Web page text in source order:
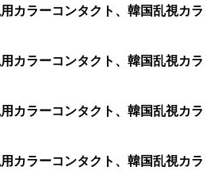
カラーコンタクト、韓国乱視カラ
カラーコンタクト、韓国乱視カラ
カラーコンタクト、韓国乱視カラ
カラーコンタクト、韓国乱視カラ